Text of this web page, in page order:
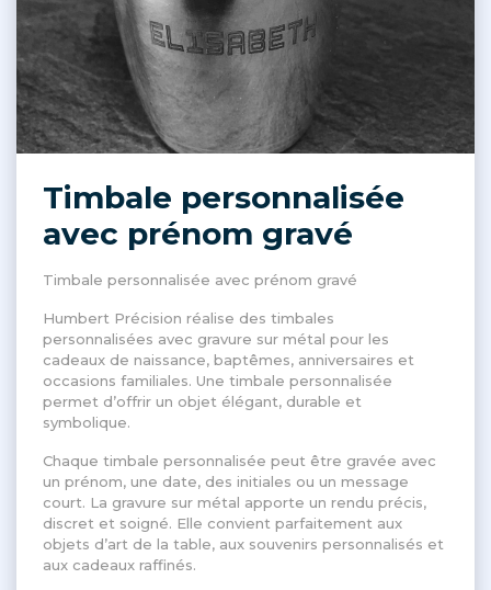
Timbale personnalisée
avec prénom gravé
Timbale personnalisée avec prénom gravé
Humbert Précision réalise des timbales
personnalisées avec gravure sur métal pour les
cadeaux de naissance, baptêmes, anniversaires et
occasions familiales. Une timbale personnalisée
permet d’offrir un objet élégant, durable et
symbolique.
Chaque timbale personnalisée peut être gravée avec
un prénom, une date, des initiales ou un message
court. La gravure sur métal apporte un rendu précis,
discret et soigné. Elle convient parfaitement aux
objets d’art de la table, aux souvenirs personnalisés et
aux cadeaux raffinés.